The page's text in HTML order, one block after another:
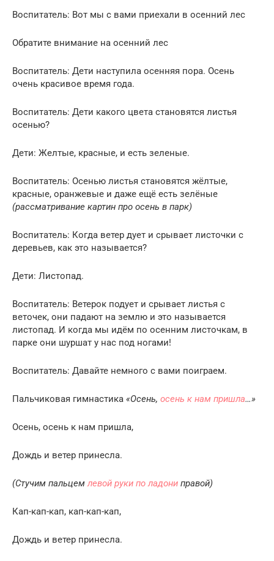
Воспитатель: Вот мы с вами приехали в осенний лес
Обратите внимание на осенний лес
Воспитатель: Дети наступила осенняя пора. Осень
очень красивое время года.
Воспитатель: Дети какого цвета становятся листья
осенью?
Дети: Желтые, красные, и есть зеленые.
Воспитатель: Осенью листья становятся жёлтые,
красные, оранжевые и даже ещё есть зелёные
(рассматривание картин про осень в парк)
Воспитатель: Когда ветер дует и срывает листочки с
деревьев, как это называется?
Дети: Листопад.
Воспитатель: Ветерок подует и срывает листья с
веточек, они падают на землю и это называется
листопад. И когда мы идём по осенним листочкам, в
парке они шуршат у нас под ногами!
Воспитатель: Давайте немного с вами поиграем.
Пальчиковая гимнастика «Осень, осень к нам пришла…»
Осень, осень к нам пришла,
Дождь и ветер принесла.
(Стучим пальцемлевой руки по ладони правой)
Кап-кап-кап, кап-кап-кап,
Дождь и ветер принесла.